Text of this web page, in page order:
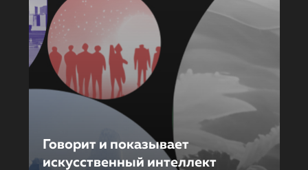
Говорит и показывает
искусственный интеллект